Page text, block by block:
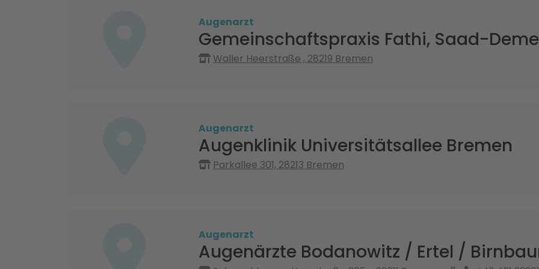
Augenarzt
Gemeinschaftspraxis Fathi, Saad-
Waller Heerstraße , 28219 Bremen
Augenarzt
Augenklinik Universitätsallee Bremen
Parkallee 301, 28213 Bremen
Augenarzt
Augenärzte Bodanowitz / Ertel /